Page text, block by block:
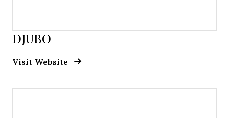
DJUBO
Visit Website Opens New Window